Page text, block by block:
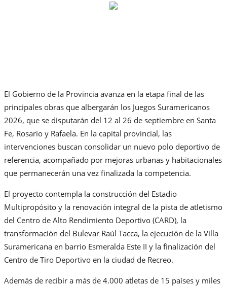
El Gobierno de la Provincia avanza en la etapa final de las
principales obras que albergarán los Juegos Suramericanos
2026, que se disputarán del 12 al 26 de septiembre en Santa
Fe, Rosario y Rafaela. En la capital provincial, las
intervenciones buscan consolidar un nuevo polo deportivo de
referencia, acompañado por mejoras urbanas y habitacionales
que permanecerán una vez finalizada la competencia.
El proyecto contempla la construcción del Estadio
Multipropósito y la renovación integral de la pista de atletismo
del Centro de Alto Rendimiento Deportivo (CARD), la
transformación del Bulevar Raúl Tacca, la ejecución de la Villa
Suramericana en barrio Esmeralda Este II y la finalización del
Centro de Tiro Deportivo en la ciudad de Recreo.
Además de recibir a más de 4.000 atletas de 15 países y miles